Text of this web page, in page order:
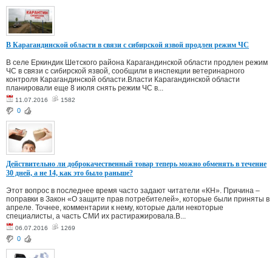
В Карагандинской области в связи с сибирской язвой продлен режим ЧС
В селе Еркиндик Шетского района Карагандинской области продлен режим
ЧС в связи с сибирской язвой, сообщили в инспекции ветеринарного
контроля Карагандинской области.Власти Карагандинской области
планировали еще 8 июля снять режим ЧС в...
11.07.2016 1582
0
Действительно ли доброкачественный товар теперь можно обменять в течение
30 дней, а не 14, как это было раньше?
Этот вопрос в последнее время часто задают читатели «КН». Причина –
поправки в Закон «О защите прав потребителей», которые были приняты в
апреле. Точнее, комментарии к нему, которые дали некоторые
специалисты, а часть СМИ их растиражировала.В...
06.07.2016 1269
0